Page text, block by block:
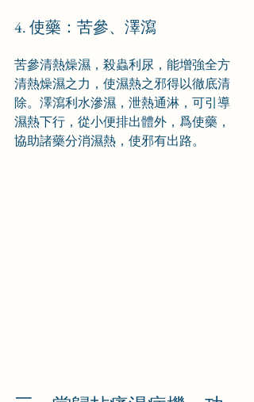
4. 使藥：苦參、澤瀉
苦參清熱燥濕，殺蟲利尿，能增強全方
清熱燥濕之力，使濕熱之邪得以徹底清
除。澤瀉利水滲濕，泄熱通淋，可引導
濕熱下行，從小便排出體外，爲使藥，
協助諸藥分消濕熱，使邪有出路。